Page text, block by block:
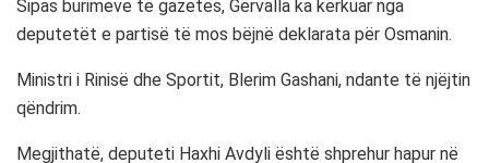
Sipas burimeve të gazetës, Gërvalla ka kërkuar nga
deputetët e partisë të mos bëjnë deklarata për Osmanin.
Ministri i Rinisë dhe Sportit, Blerim Gashani, ndante të njëjtin
qëndrim.
Megjithatë, deputeti Haxhi Avdyli është shprehur hapur në